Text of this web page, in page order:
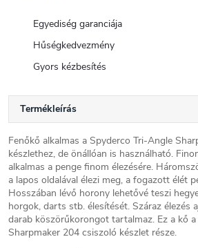
Egyediség garanciája
Hűségkedvezmény
Gyors kézbesítés
Termékleírás
Fenőkő alkalmas a Spyderco Tri-Angle
készlethez, de önállóan is használható.
alkalmas a penge finom élezésére.
a lapos oldalával élezi meg, a fogazott élét
Hosszában lévő horony lehetővé teszi
horgok, darts stb. élesítését. Száraz élezés
darab köszörűkorongot tartalmaz. Ez a kő
Sharpmaker 204 csiszoló készlet része.